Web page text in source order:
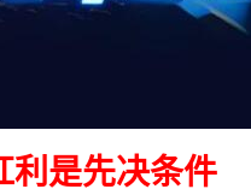
利是先决条件